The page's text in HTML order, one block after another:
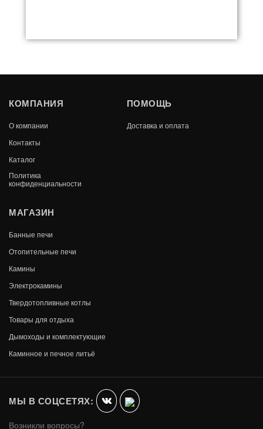
1 226
1 074
КОМПАНИЯ
О компании
Контакты
Каталог
Политика
конфиденциальности
ПОМОЩЬ
Доставка и оплата
МАГАЗИН
Банные печи
Отопительные печи
Камины
Электрокамины
Твердотопливные котлы
Товары для отдыха
Дымоходы и комплектующие
Каминное и печное литьё
МЫ В СОЦСЕТЯХ:
Возникли вопросы?